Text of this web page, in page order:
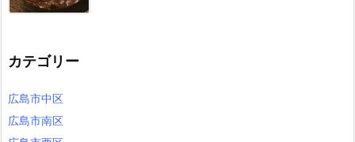
カテゴリー
広島市中区
広島市南区